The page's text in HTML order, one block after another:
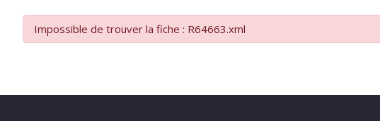
Impossible de trouver la fiche : R64663.xml